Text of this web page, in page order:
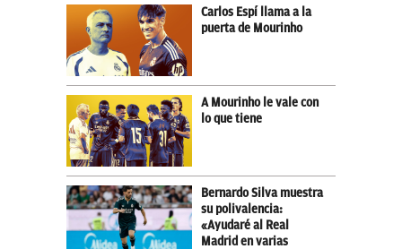
Carlos Espí llama a la
puerta de Mourinho
A Mourinho le vale con
lo que tiene
Bernardo Silva muestra
su polivalencia:
«Ayudaré al Real
Madrid en varias